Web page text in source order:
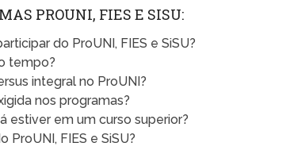
PROUNI, FIES E SISU:
do ProUNI, FIES e SiSU?
tempo?
integral no ProUNI?
nos programas?
estiver em um curso superior?
ProUNI, FIES e SiSU?